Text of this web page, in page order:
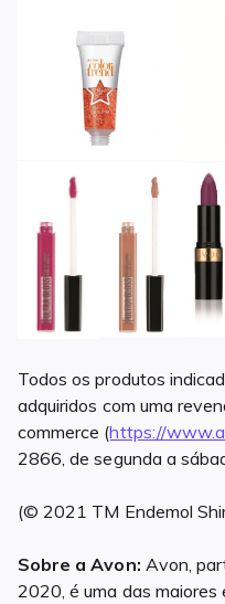
Todos os produtos
adquiridos com uma
commerce (https://
2866, de segunda a
(©️ 2021 TM Endemol
Sobre a Avon: Avon,
2020, é uma das